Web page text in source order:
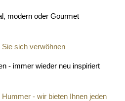
modern oder Gourmet
- immer wieder neu inspiriert